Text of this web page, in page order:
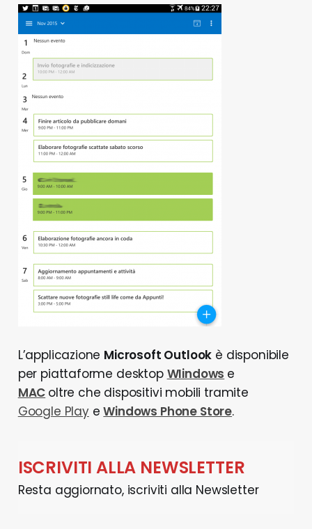
L’applicazione Microsoft Outlook è disponibile
per piattaforme desktop WIindows e
MAC oltre che dispositivi mobili tramite
Google PlayeWindows Phone Store.
ISCRIVITI ALLA NEWSLETTER
Resta aggiornato, iscriviti alla Newsletter